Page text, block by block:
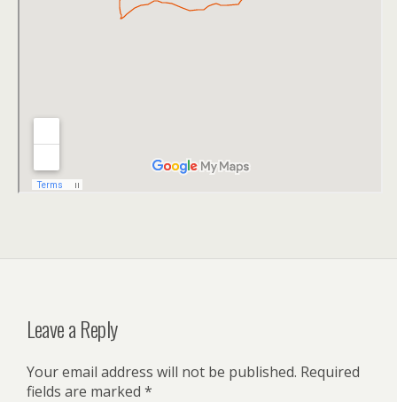
Leave a Reply
Your email address will not be published. Required
fields are marked *